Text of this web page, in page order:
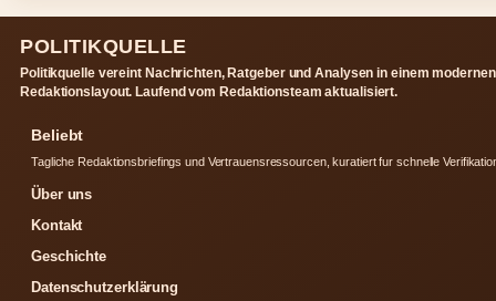
POLITIKQUELLE
Politikquelle vereint Nachrichten, Ratgeber und Analysen in einem modernen
Redaktionslayout. Laufend vom Redaktionsteam aktualisiert.
Beliebt
Tagliche Redaktionsbriefings und Vertrauensressourcen, kuratiert fur schnelle
Über uns
Kontakt
Geschichte
Datenschutzerklärung